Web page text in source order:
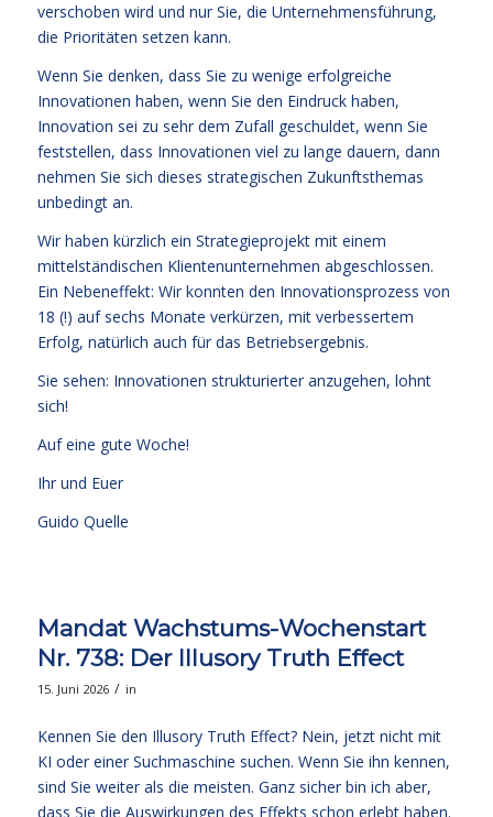
verschoben wird und nur Sie, die Unternehmensführung,
die Prioritäten setzen kann.
Wenn Sie denken, dass Sie zu wenige erfolgreiche
Innovationen haben, wenn Sie den Eindruck haben,
Innovation sei zu sehr dem Zufall geschuldet, wenn Sie
feststellen, dass Innovationen viel zu lange dauern, dann
nehmen Sie sich dieses strategischen Zukunftsthemas
unbedingt an.
Wir haben kürzlich ein Strategieprojekt mit einem
mittelständischen Klientenunternehmen abgeschlossen.
Ein Nebeneffekt: Wir konnten den Innovationsprozess von
18 (!) auf sechs Monate verkürzen, mit verbessertem
Erfolg, natürlich auch für das Betriebsergebnis.
Sie sehen: Innovationen strukturierter anzugehen, lohnt
sich!
Auf eine gute Woche!
Ihr und Euer
Guido Quelle
Mandat Wachstums-Wochenstart
Nr. 738: Der Illusory Truth Effect
15. Juni 2026 / in
Kennen Sie den Illusory Truth Effect? Nein, jetzt nicht mit
KI oder einer Suchmaschine suchen. Wenn Sie ihn kennen,
sind Sie weiter als die meisten. Ganz sicher bin ich aber,
dass Sie die Auswirkungen des Effekts schon erlebt haben.